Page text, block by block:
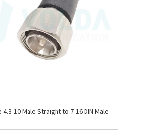
10 Male Straight to 7-16 DIN Male